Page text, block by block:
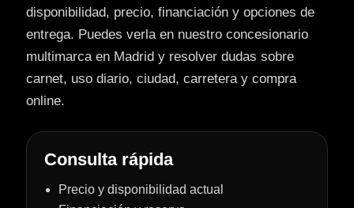
disponibilidad, precio, financiación y opciones de
entrega. Puedes verla en nuestro concesionario
multimarca en Madrid y resolver dudas sobre
carnet, uso diario, ciudad, carretera y compra
online.
Consulta rápida
Precio y disponibilidad actual